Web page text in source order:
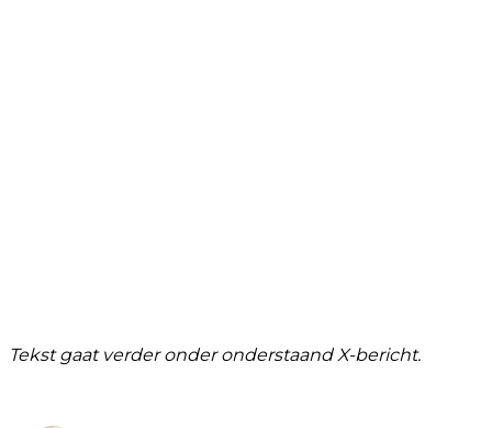
Tekst gaat verder onder onderstaand X-bericht.